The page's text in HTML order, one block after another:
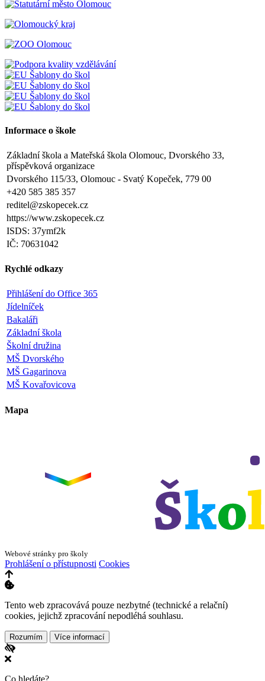
Informace o škole
Základní škola a Mateřská škola Olomouc, Dvorského 33,
příspěvková organizace
Dvorského 115/33, Olomouc - Svatý Kopeček, 779 00
+420 585 385 357
reditel@zskopecek.cz
https://www.zskopecek.cz
ISDS: 37ymf2k
IČ: 70631042
Rychlé odkazy
Přihlášení do Office 365
Jídelníček
Bakaláři
Základní škola
Školní družina
MŠ Dvorského
MŠ Gagarinova
MŠ Kovařovicova
Mapa
Webové stránky pro školy
Prohlášení o přístupnosti Cookies
Tento web zpracovává pouze nezbytné (technické a relační)
cookies, jejichž zpracování nepodléhá souhlasu.
Rozumím Více informací
Co hledáte?